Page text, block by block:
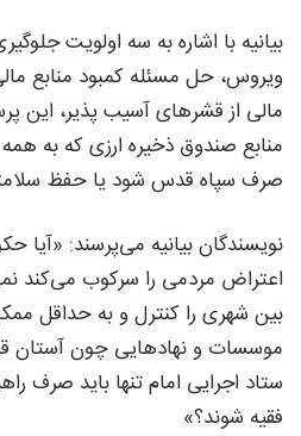
بیانیه با اشاره به سه اولویت
ویروس، حل مسئله کمبود منابع
مالی از قشرهای آسیب پذیر، این
منابع صندوق ذخیره ارزی که به همه
صرف سپاه قدس شود یا حفظ
نویسندگان بیانیه می‌پرسند: «آیا
اعتراض مردمی را سرکوب می‌کند
بین شهری را کنترل و به حداقل
موسسات و نهادهایی چون آستان
ستاد اجرایی امام تنها باید صرف
فقیه شوند؟»